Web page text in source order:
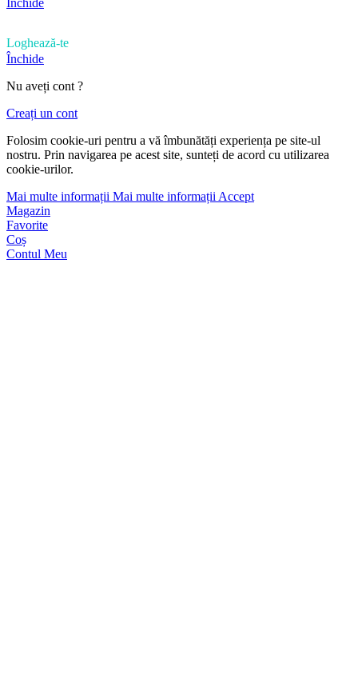
Închide
Loghează-te
Închide
Nu aveți cont ?
Creați un cont
Folosim cookie-uri pentru a vă îmbunătăți experiența pe site-ul
nostru. Prin navigarea pe acest site, sunteți de acord cu utilizarea
cookie-urilor.
Mai multe informații Mai multe informațiiAccept
Magazin
Favorite
Coș
Contul Meu